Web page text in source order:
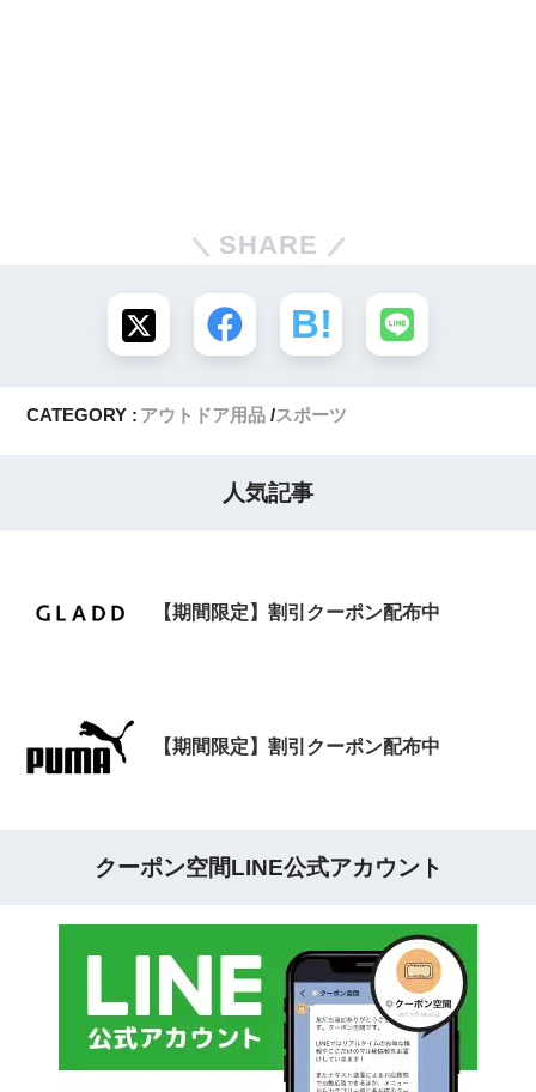
SHARE
CATEGORY : アウトドア用品 スポーツ
人気記事
【期間限定】割引クーポン配布中
【期間限定】割引クーポン配布中
クーポン空間LINE公式アカウント